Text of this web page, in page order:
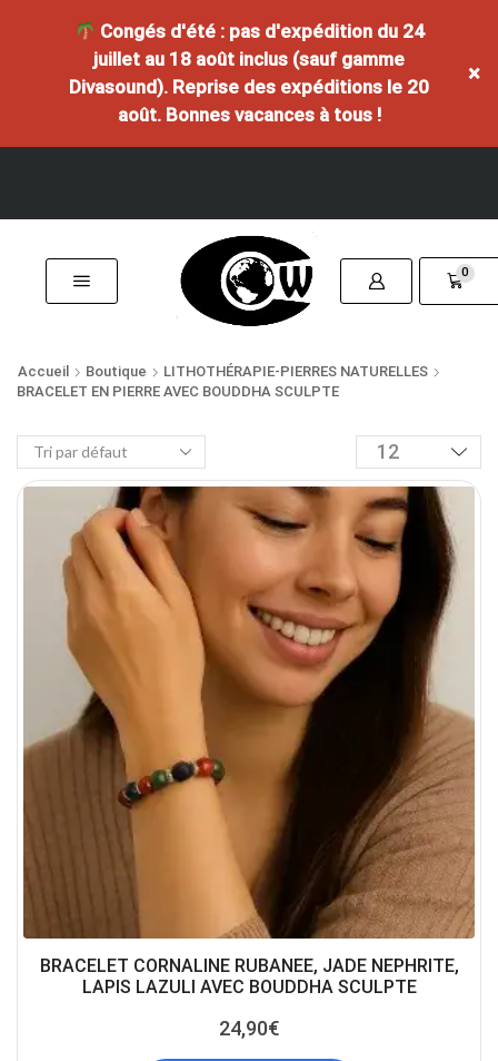
Congés d'été : pas d'expédition du 24
juillet au 18 août inclus (sauf gamme
Divasound). Reprise des expéditions le 20
août. Bonnes vacances à tous !
×
0
Accueil Boutique
LITHOTHÉRAPIE-PIERRES NATURELLES
BRACELET EN PIERRE AVEC BOUDDHA SCULPTE
BRACELET CORNALINE RUBANEE, JADE NEPHRITE,
LAPIS LAZULI AVEC BOUDDHA SCULPTE
24,90€